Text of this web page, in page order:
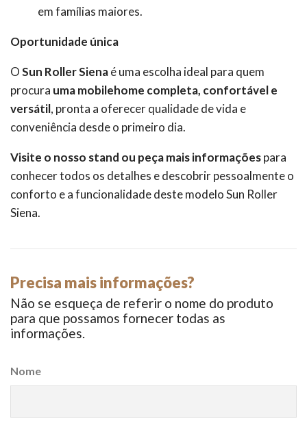
em famílias maiores.
Oportunidade única
OSun Roller Sienaé uma escolha ideal para quem
procura uma mobilehome completa, confortável e
versátil, pronta a oferecer qualidade de vida e
conveniência desde o primeiro dia.
Visite o nosso stand ou peça mais informaçõespara
conhecer todos os detalhes e descobrir pessoalmente o
conforto e a funcionalidade deste modelo Sun Roller
Siena.
Precisa mais informações?
Não se esqueça de referir o nome do produto
para que possamos fornecer todas as
informações.
Nome